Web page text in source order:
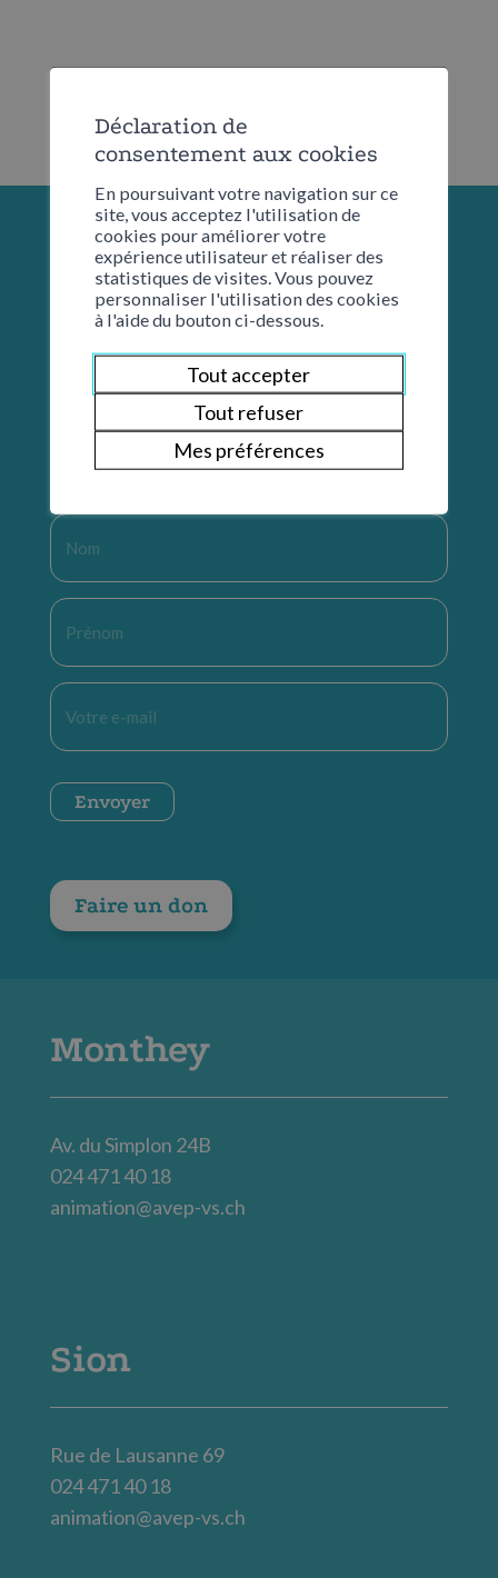
Restons en contact
Nom
Prénom
E-
mail
CAPTCHA
Envoyer
Faire un don
Monthey
Av. du Simplon 24B
024 471 40 18
animation@avep-vs.ch
Sion
Rue de Lausanne 69
024 471 40 18
animation@avep-vs.ch
Déclaration de
consentement aux cookies
En poursuivant votre navigation sur ce
site, vous acceptez l'utilisation de
cookies pour améliorer votre
expérience utilisateur et réaliser des
statistiques de visites. Vous pouvez
personnaliser l'utilisation des cookies
à l'aide du bouton ci-dessous.
Tout accepter
Tout refuser
Mes préférences